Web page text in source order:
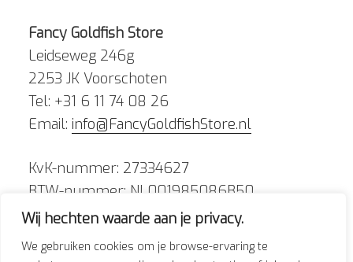
Wij hechten waarde aan je privacy.
We gebruiken cookies om je browse-ervaring te
Fancy Goldfish Store
Leidseweg 246g
2253 JK Voorschoten
Tel: +31 6 11 74 08 26
Email: info@FancyGoldfishStore.nl
KvK-nummer: 27334627
BTW-nummer: NL001985086B50